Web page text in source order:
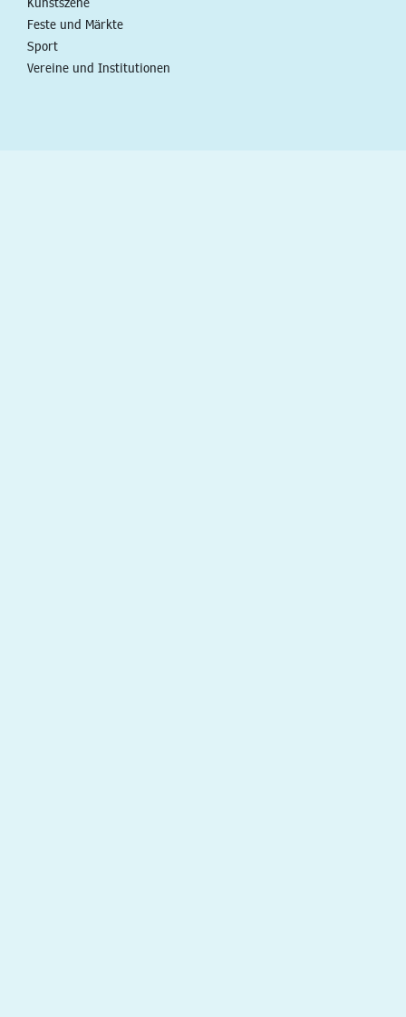
Feste und Märkte
Sport
Vereine und Institutionen